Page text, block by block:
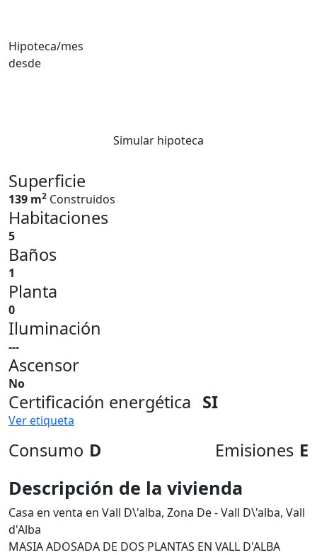
Hipoteca/mes
desde
Simular hipoteca
Superficie
139 m2 Construidos
Habitaciones
5
Baños
1
Planta
0
Iluminación
---
Ascensor
No
Certificación energética SI
Ver etiqueta
Consumo D Emisiones E
Descripción de la vivienda
Casa en venta en Vall D\'alba, Zona De - Vall D\'alba, Vall
d'Alba
MASIA ADOSADA DE DOS PLANTAS EN VALL D'ALBA